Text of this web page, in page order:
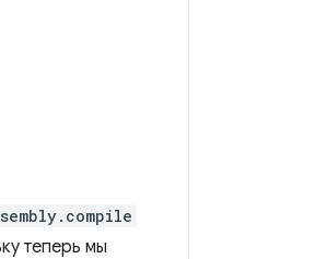
теперь мы